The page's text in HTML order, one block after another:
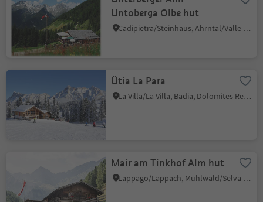
Untoberga Olbe hut
Cadipietra/Steinhaus, Ahrntal/Valle Aurina, Ahrntal/Valle Aurina
Ütia La Para
La Villa/La Villa, Badia, Dolomites Region Alta Badia
Mair am Tinkhof Alm hut
Lappago/Lappach, Mühlwald/Selva dei Molini, Ahrntal/Valle Aurina